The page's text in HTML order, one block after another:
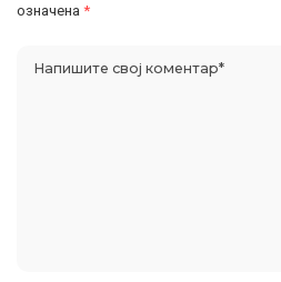
означена *